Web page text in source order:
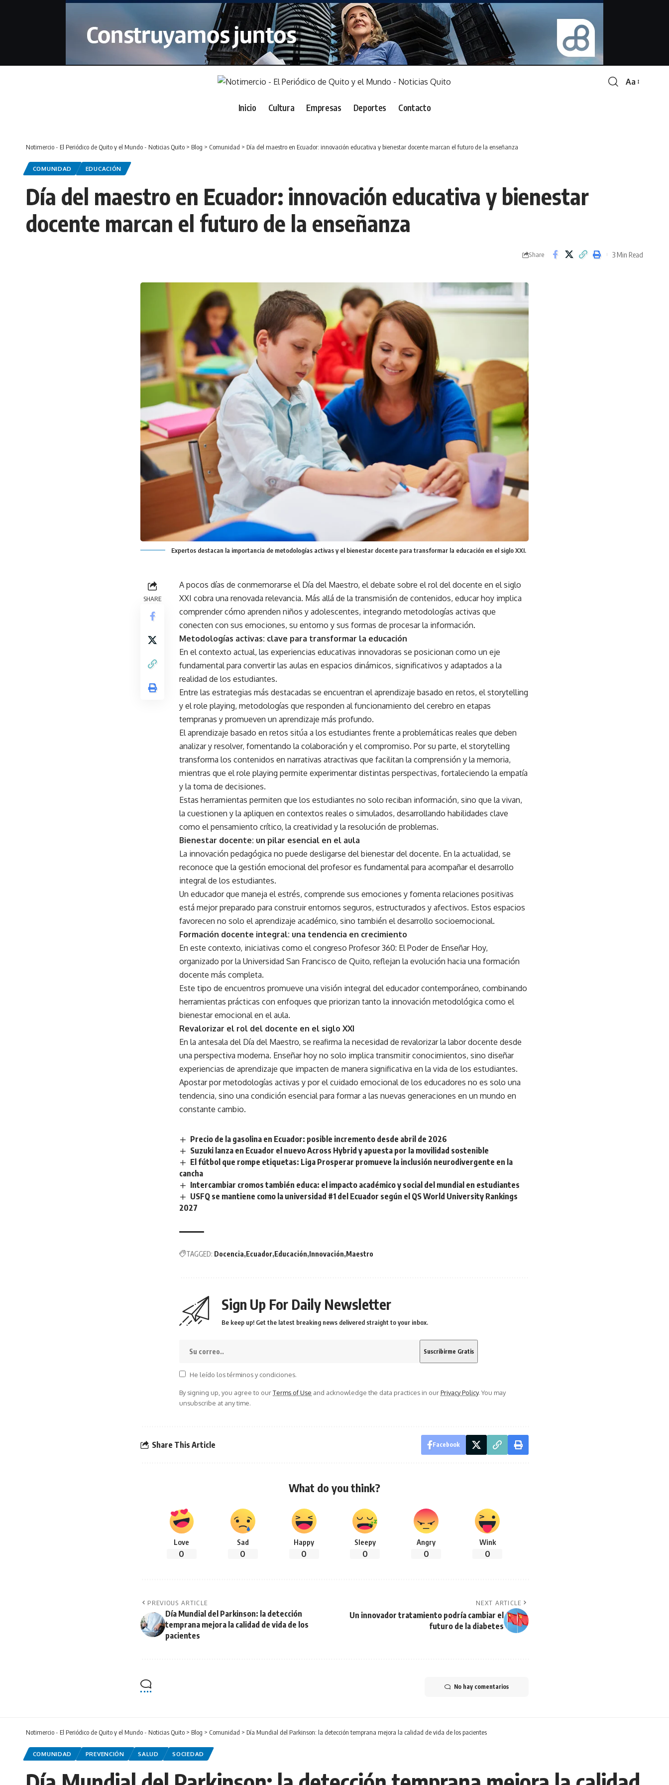
Font
Aa
Inicio Cultura Empresas Deportes Contacto
Notimercio - El Periódico de Quito y el Mundo - Noticias Quito > Blog > Comunidad > Día del maestro en Ecuador: innovación educativa y bienestar docente marcan el futuro de la enseñanza
COMUNIDAD EDUCACIÓN
Día del maestro en Ecuador: innovación educativa y bienestar
docente marcan el futuro de la enseñanza
Share 3 Min Read
Expertos destacan la importancia de metodologías activas y el bienestar docente para transformar la educación en el siglo XXI.
SHARE
A pocos días de conmemorarse el Día del Maestro, el debate sobre el rol del docente en el siglo
XXI cobra una renovada relevancia. Más allá de la transmisión de contenidos, educar hoy implica
comprender cómo aprenden niños y adolescentes, integrando metodologías activas que
conecten con sus emociones, su entorno y sus formas de procesar la información.
Metodologías activas: clave para transformar la educación
En el contexto actual, las experiencias educativas innovadoras se posicionan como un eje
fundamental para convertir las aulas en espacios dinámicos, significativos y adaptados a la
realidad de los estudiantes.
Entre las estrategias más destacadas se encuentran el aprendizaje basado en retos, el storytelling
y el role playing, metodologías que responden al funcionamiento del cerebro en etapas
tempranas y promueven un aprendizaje más profundo.
El aprendizaje basado en retos sitúa a los estudiantes frente a problemáticas reales que deben
analizar y resolver, fomentando la colaboración y el compromiso. Por su parte, el storytelling
transforma los contenidos en narrativas atractivas que facilitan la comprensión y la memoria,
mientras que el role playing permite experimentar distintas perspectivas, fortaleciendo la empatía
y la toma de decisiones.
Estas herramientas permiten que los estudiantes no solo reciban información, sino que la vivan,
la cuestionen y la apliquen en contextos reales o simulados, desarrollando habilidades clave
como el pensamiento crítico, la creatividad y la resolución de problemas.
Bienestar docente: un pilar esencial en el aula
La innovación pedagógica no puede desligarse del bienestar del docente. En la actualidad, se
reconoce que la gestión emocional del profesor es fundamental para acompañar el desarrollo
integral de los estudiantes.
Un educador que maneja el estrés, comprende sus emociones y fomenta relaciones positivas
está mejor preparado para construir entornos seguros, estructurados y afectivos. Estos espacios
favorecen no solo el aprendizaje académico, sino también el desarrollo socioemocional.
Formación docente integral: una tendencia en crecimiento
En este contexto, iniciativas como el congreso Profesor 360: El Poder de Enseñar Hoy,
organizado por la Universidad San Francisco de Quito, reflejan la evolución hacia una formación
docente más completa.
Este tipo de encuentros promueve una visión integral del educador contemporáneo, combinando
herramientas prácticas con enfoques que priorizan tanto la innovación metodológica como el
bienestar emocional en el aula.
Revalorizar el rol del docente en el siglo XXI
En la antesala del Día del Maestro, se reafirma la necesidad de revalorizar la labor docente desde
una perspectiva moderna. Enseñar hoy no solo implica transmitir conocimientos, sino diseñar
experiencias de aprendizaje que impacten de manera significativa en la vida de los estudiantes.
Apostar por metodologías activas y por el cuidado emocional de los educadores no es solo una
tendencia, sino una condición esencial para formar a las nuevas generaciones en un mundo en
constante cambio.
Precio de la gasolina en Ecuador: posible incremento desde abril de 2026
Suzuki lanza en Ecuador el nuevo Across Hybrid y apuesta por la movilidad sostenible
El fútbol que rompe etiquetas: Liga Prosperar promueve la inclusión neurodivergente en la
cancha
Intercambiar cromos también educa: el impacto académico y social del mundial en estudiantes
USFQ se mantiene como la universidad #1 del Ecuador según el QS World University Rankings
2027
TAGGED: Docencia Ecuador Educación Innovación Maestro
Sign Up For Daily Newsletter
Be keep up! Get the latest breaking news delivered straight to your inbox.
He leído los términos y condiciones.
By signing up, you agree to ourTerms of Use and acknowledge the data practices in ourPrivacy Policy. You may
unsubscribe at any time.
Share This Article Facebook
What do you think?
Love
0
Sad
0
Happy
0
Sleepy
0
Angry
0
Wink
0
PREVIOUS ARTICLE
Día Mundial del Parkinson: la detección
temprana mejora la calidad de vida de los
pacientes
NEXT ARTICLE
Un innovador tratamiento podría cambiar el
futuro de la diabetes
No hay comentarios
Notimercio - El Periódico de Quito y el Mundo - Noticias Quito > Blog > Comunidad > Día Mundial del Parkinson: la detección temprana mejora la calidad de vida de los pacientes
COMUNIDAD PREVENCIÓN SALUD SOCIEDAD